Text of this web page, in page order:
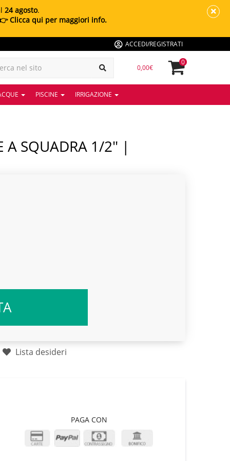
24 agosto.
Clicca qui per maggiori info.
ACCEDI/REGISTRATI
0,00€
0
PISCINE IRRIGAZIONE
Lista desideri
PAGA CON